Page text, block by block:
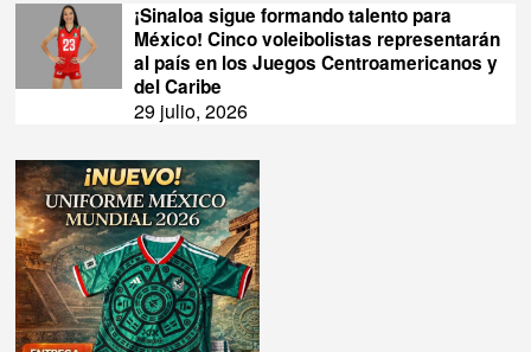
¡Sinaloa sigue formando talento para
México! Cinco voleibolistas representarán
al país en los Juegos Centroamericanos y
del Caribe
29 julio, 2026